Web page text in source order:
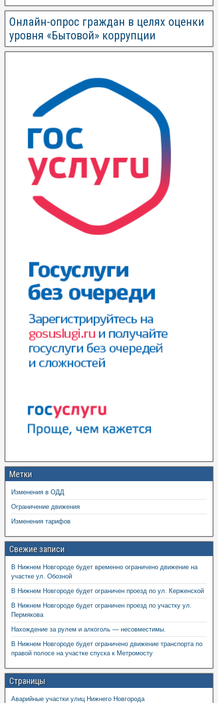
Онлайн-опрос граждан в целях оценки
уровня «Бытовой» коррупции
Метки
Изменения в ОДД
Ограничение движения
Изменения тарифов
Свежие записи
В Нижнем Новгороде будет временно ограничено движение на
участке ул. Обозной
В Нижнем Новгороде будет ограничен проезд по ул. Керженской
В Нижнем Новгороде будет ограничен проезд по участку ул.
Пермякова
Нахождение за рулем и алкоголь — несовместимы.
В Нижнем Новгороде будет ограничено движение транспорта по
правой полосе на участке спуска к Метромосту
Страницы
Аварийные участки улиц Нижнего Новгорода